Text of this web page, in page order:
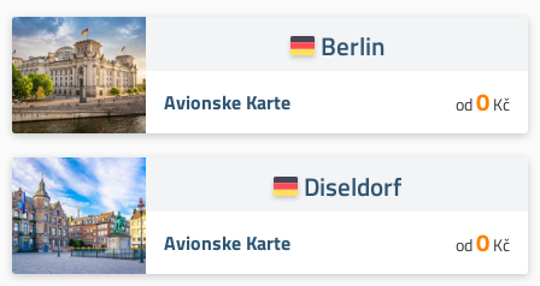
Berlin
Avionske Karte od0Kč
Diseldorf
Avionske Karte od0Kč